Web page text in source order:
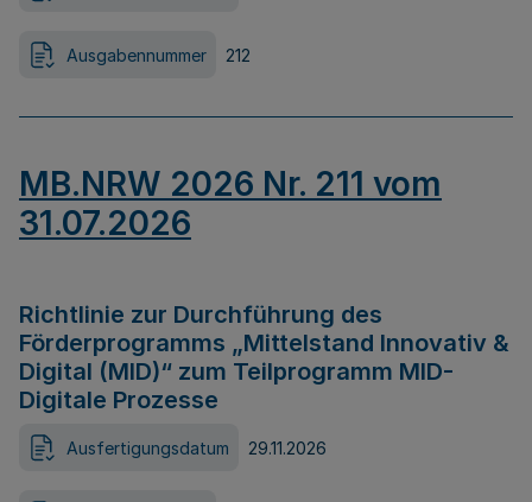
Ausgabennummer 212
MB.NRW 2026 Nr. 211 vom
31.07.2026
Richtlinie zur Durchführung des
Förderprogramms „Mittelstand Innovativ &
Digital (MID)“ zum Teilprogramm MID-
Digitale Prozesse
Ausfertigungsdatum 29.11.2026